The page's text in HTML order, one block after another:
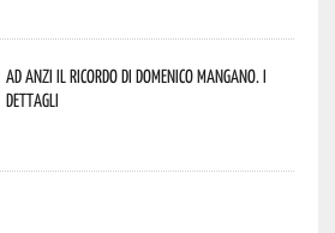
Ad Anzi il ricordo di Domenico Mangano. I
dettagli